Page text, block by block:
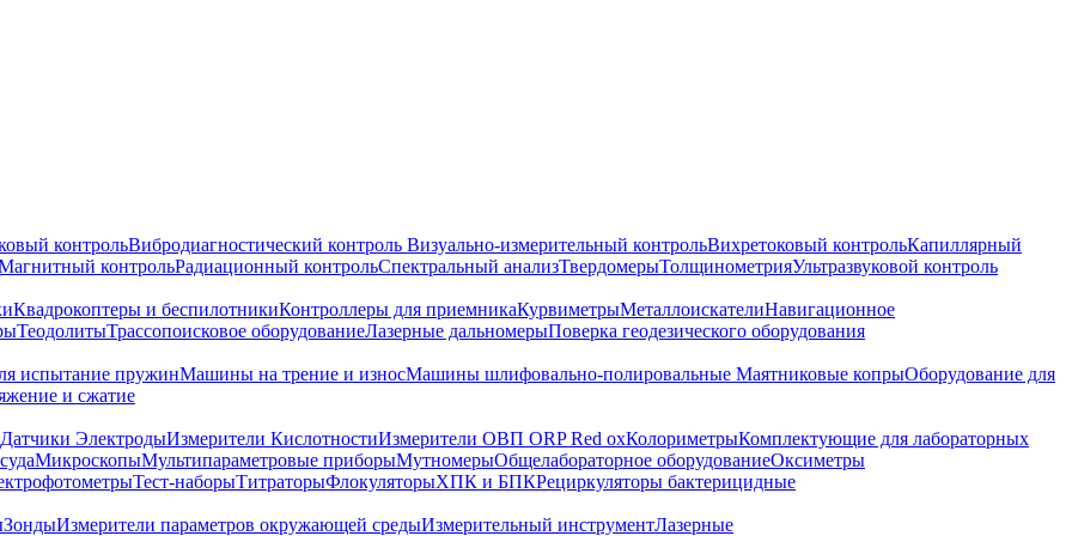
контрольВибродиагностический контроль Визуально-измерительный контрольВихретоковый контрольКапиллярный
контрольРадиационный контрольСпектральный анализТвердомерыТолщинометрияУльтразвуковой контроль
Квадрокоптеры и беспилотникиКонтроллеры для приемникаКурвиметрыМеталлоискателиНавигационное
ТеодолитыТрассопоисковое оборудованиеЛазерные дальномерыПоверка геодезического оборудования
испытание пружинМашины на трение и износМашины шлифовально-полировальные Маятниковые копрыОборудование для
и сжатие
Датчики ЭлектродыИзмерители КислотностиИзмерители ОВП ORP Red oxКолориметрыКомплектующие для лабораторных
МикроскопыМультипараметровые приборыМутномерыОбщелабораторное оборудованиеОксиметры
Тест-наборыТитраторыФлокуляторыХПК и БПКРециркуляторы бактерицидные
ЗондыИзмерители параметров окружающей средыИзмерительный инструментЛазерные